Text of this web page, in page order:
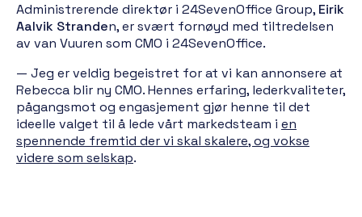
Administrerende direktør i 24SevenOffice Group, Eirik
Aalvik Stranden, er svært fornøyd med tiltredelsen
av van Vuuren som CMO i 24SevenOffice.
— Jeg er veldig begeistret for at vi kan annonsere at
Rebecca blir ny CMO. Hennes erfaring, lederkvaliteter,
pågangsmot og engasjement gjør henne til det
ideelle valget til å lede vårt markedsteam i en
spennende fremtid der vi skal skalere, og vokse
videre som selskap.